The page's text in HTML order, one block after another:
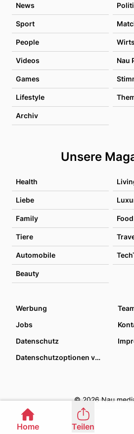
News
Sport
People
Videos Nau
Games
Lifestyle
Archiv
Unsere
Health
Liebe
Family Food
Tiere
Automobile
Beauty
Werbung
Jobs
Datenschutz
Datenschutzoptionen verwalten
© 2026 Nau
Home Teilen